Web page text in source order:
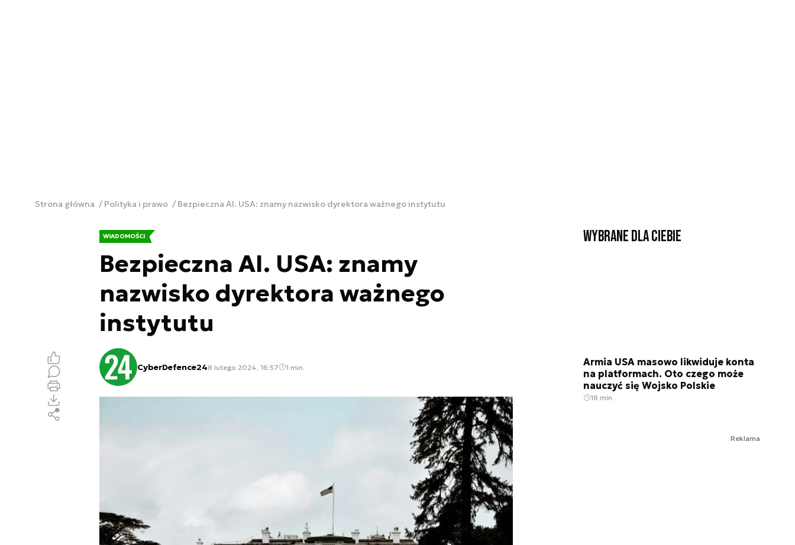
Strona główna Polityka i prawo Bezpieczna AI. USA: znamy nazwisko dyrektora ważnego instytutu
WIADOMOŚCI
Bezpieczna AI. USA: znamy
nazwisko dyrektora ważnego
instytutu
CyberDefence248 lutego 2024, 16:57 1 min.
Wybrane dla Ciebie
Armia USA masowo likwiduje konta
na platformach. Oto czego może
nauczyć się Wojsko Polskie
16 min.
Reklama